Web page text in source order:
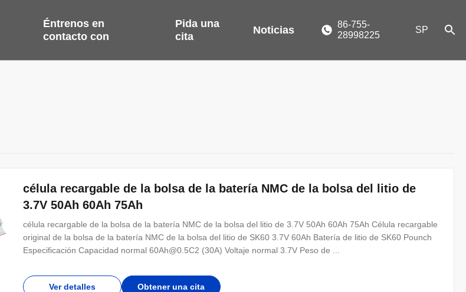
Éntrenos en
contacto con
Pida una
cita
Noticias
86-755-
28998225
SP
célula recargable de la bolsa de la batería NMC de la bolsa del litio de
3.7V 50Ah 60Ah 75Ah
célula recargable de la bolsa de la batería NMC de la bolsa del litio de 3.7V 50Ah 60Ah 75Ah Célula recargable
original de la bolsa de la batería NMC de la bolsa del litio de SK60 3.7V 60Ah Batería de litio de SK60 Pounch
Especificación Capacidad normal 60Ah@0.5C2 (30A) Voltaje normal 3.7V Peso de ...
Ver detalles Obtener una cita